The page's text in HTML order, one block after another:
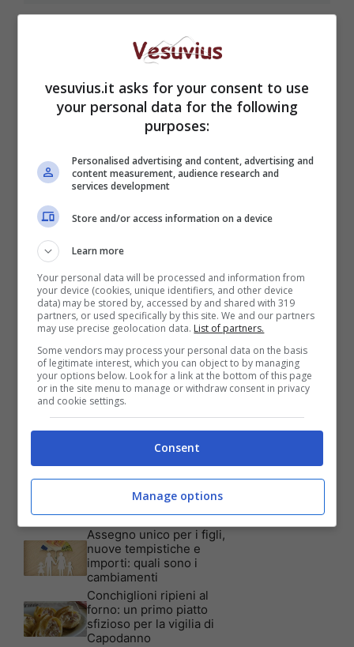
Articoli recenti
Assicurazione auto: ecco le
garanzie accessorie più
richieste dagli italiani
Test Visivo: Quanti Cani
vedi nella foto? Hai 30
secondi per essere un
genio!
Batterie al sale marino: 4
volte la capacità di quelle al
litio
è imperdibile: a quali utenti
è rivolta
Assegno unico per i figli,
nuove tempistiche e
importi: quali sono i
cambiamenti
Conchiglioni ripieni al
forno: un primo piatto
sfizioso per la vigilia di
Capodanno
vesuvius.it asks for your consent to use
your personal data for the following
purposes:
Personalised advertising and content, advertising and
content measurement, audience research and
services development
Store and/or access information on a device
Learn more
Your personal data will be processed and information from
your device (cookies, unique identifiers, and other device
data) may be stored by, accessed by and shared with 319
partners, or used specifically by this site. We and our partners
may use precise geolocation data. List of partners.
Some vendors may process your personal data on the basis
of legitimate interest, which you can object to by managing
your options below. Look for a link at the bottom of this page
or in the site menu to manage or withdraw consent in privacy
and cookie settings.
Consent
Manage options